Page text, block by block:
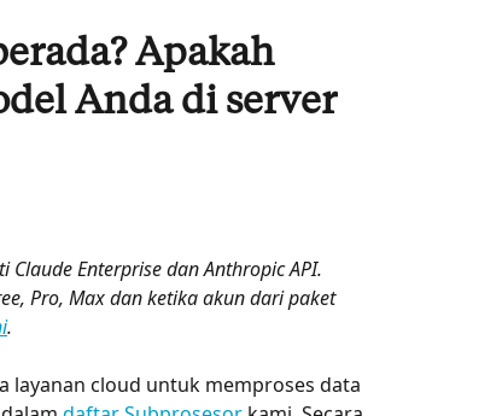
Apakah
Anda di server
Enterprise dan Anthropic API.
Pro, Max dan ketika akun dari paket
.
layanan cloud untuk memproses data